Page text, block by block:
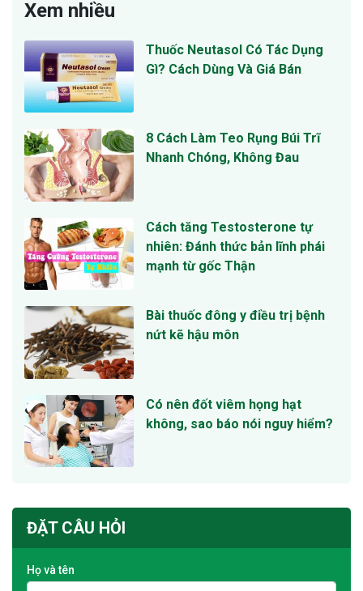
Xem nhiều
Thuốc Neutasol Có Tác Dụng
Gì? Cách Dùng Và Giá Bán
8 Cách Làm Teo Rụng Búi Trĩ
Nhanh Chóng, Không Đau
Cách tăng Testosterone tự
nhiên: Đánh thức bản lĩnh phái
mạnh từ gốc Thận
Bài thuốc đông y điều trị bệnh
nứt kẽ hậu môn
Có nên đốt viêm họng hạt
không, sao báo nói nguy hiểm?
ĐẶT CÂU HỎI
Họ và tên